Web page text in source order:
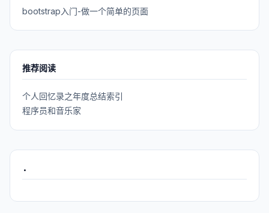
bootstrap入门-做一个简单的页面
推荐阅读
个人回忆录之年度总结索引
程序员和音乐家
.